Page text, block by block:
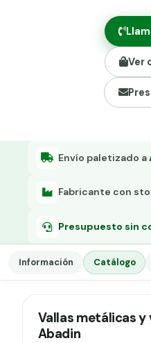
Alambre liso
Malla ocultación 70
Abrazadera PVC
Grapa malla H.
Ver
Envío paletizado a
Fabricante con
Presupuesto sin
Información Catálogo
Vallas metálicas y
Abadin